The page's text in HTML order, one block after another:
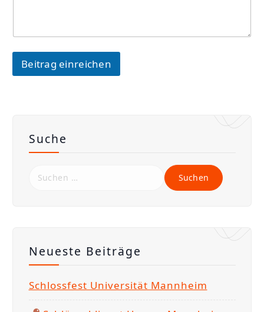
Beitrag einreichen
Suche
n
a
Neueste Beiträge
Schlossfest Universität Mannheim